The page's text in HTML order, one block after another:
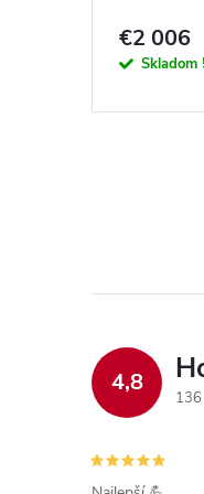
€2 006
Skladom
4,8